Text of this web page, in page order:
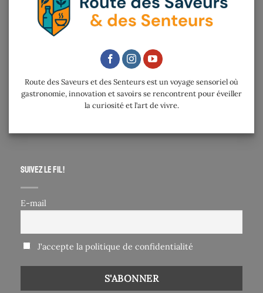
Route des Saveurs et des Senteurs est un voyage sensoriel où
gastronomie, innovation et savoirs se rencontrent pour éveiller
la curiosité et l’art de vivre.
Suivez le fil !
E-mail
J'accepte la politique de confidentialité